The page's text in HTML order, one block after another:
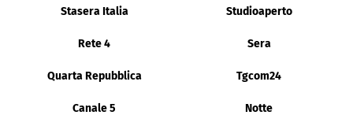
Stasera Italia Studioaperto
Rete 4 Sera
Quarta Repubblica Tgcom24
Canale 5 Notte